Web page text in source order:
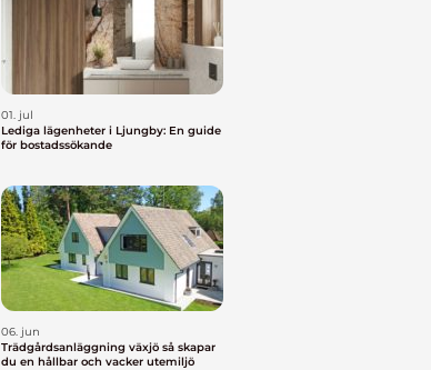
01. jul
Lediga lägenheter i Ljungby: En guide
för bostadssökande
06. jun
Trädgårdsanläggning växjö så skapar
du en hållbar och vacker utemiljö